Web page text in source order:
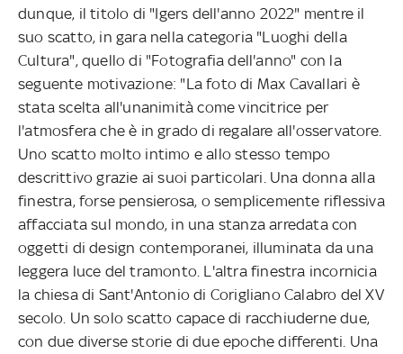
dunque, il titolo di "Igers dell'anno 2022" mentre il
suo scatto, in gara nella categoria "Luoghi della
Cultura", quello di "Fotografia dell'anno" con la
seguente motivazione: "La foto di Max Cavallari è
stata scelta all'unanimità come vincitrice per
l'atmosfera che è in grado di regalare all'osservatore.
Uno scatto molto intimo e allo stesso tempo
descrittivo grazie ai suoi particolari. Una donna alla
finestra, forse pensierosa, o semplicemente riflessiva
affacciata sul mondo, in una stanza arredata con
oggetti di design contemporanei, illuminata da una
leggera luce del tramonto. L'altra finestra incornicia
la chiesa di Sant'Antonio di Corigliano Calabro del XV
secolo. Un solo scatto capace di racchiuderne due,
con due diverse storie di due epoche differenti. Una